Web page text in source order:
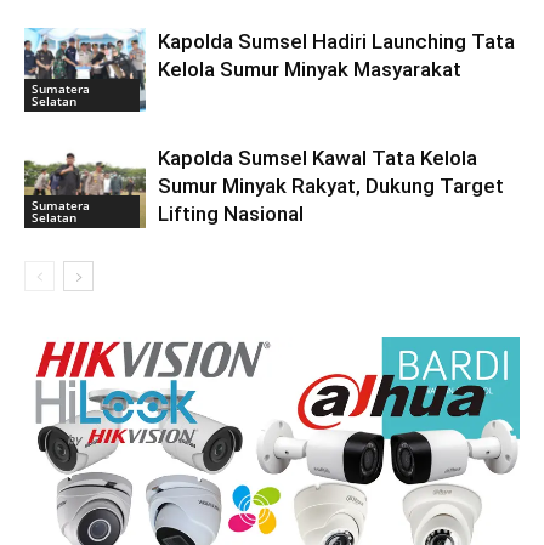
Sumatera
Selatan
Kapolda Sumsel Hadiri Launching Tata
Kelola Sumur Minyak Masyarakat
Sumatera
Selatan
Kapolda Sumsel Kawal Tata Kelola
Sumur Minyak Rakyat, Dukung Target
Lifting Nasional